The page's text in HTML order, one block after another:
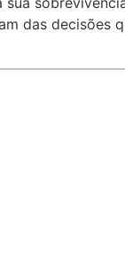
das decisões